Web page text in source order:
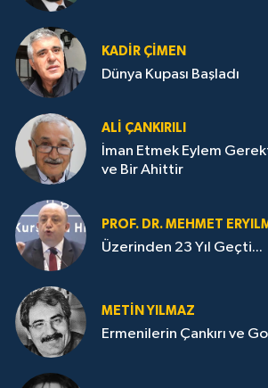
KADIR ÇIMEN
Dünya Kupası Başladı
ALI ÇANKIRILI
İman Etmek Eylem
ve Bir Ahittir
PROF. DR. MEHMET
Üzerinden 23 Yıl Geçti...
METIN YILMAZ
Ermenilerin Çankırı ve